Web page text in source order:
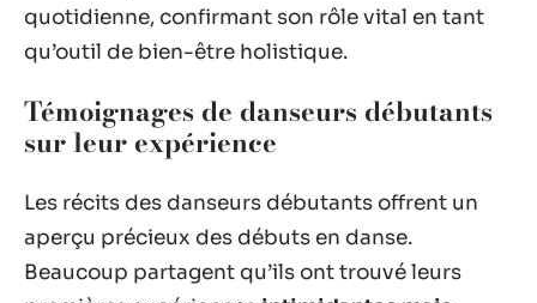
quotidienne, confirmant son rôle vital en tant
qu’outil de bien-être holistique.
Témoignages de danseurs débutants
sur leur expérience
Les récits des danseurs débutants offrent un
aperçu précieux des débuts en danse.
Beaucoup partagent qu’ils ont trouvé leurs